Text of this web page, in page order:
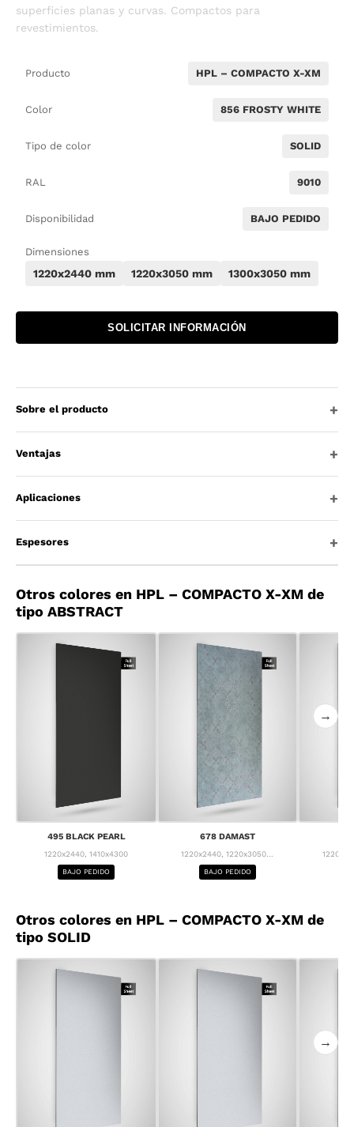
superficies planas y curvas. Compactos para
revestimientos.
Producto HPL – COMPACTO X-XM
Color 856 FROSTY WHITE
Tipo de color SOLID
RAL 9010
Disponibilidad BAJO PEDIDO
Dimensiones
1220x2440 mm 1220x3050 mm 1300x3050 mm
SOLICITAR INFORMACIÓN
Sobre el producto
Ventajas
Aplicaciones
Espesores
Otros colores en HPL – COMPACTO X-XM de
tipo ABSTRACT
495 BLACK PEARL
1220x2440, 1410x4300
BAJO PEDIDO
678 DAMAST
1220x2440, 1220x3050...
BAJO PEDIDO
→
Otros colores en HPL – COMPACTO X-XM de
tipo SOLID
→